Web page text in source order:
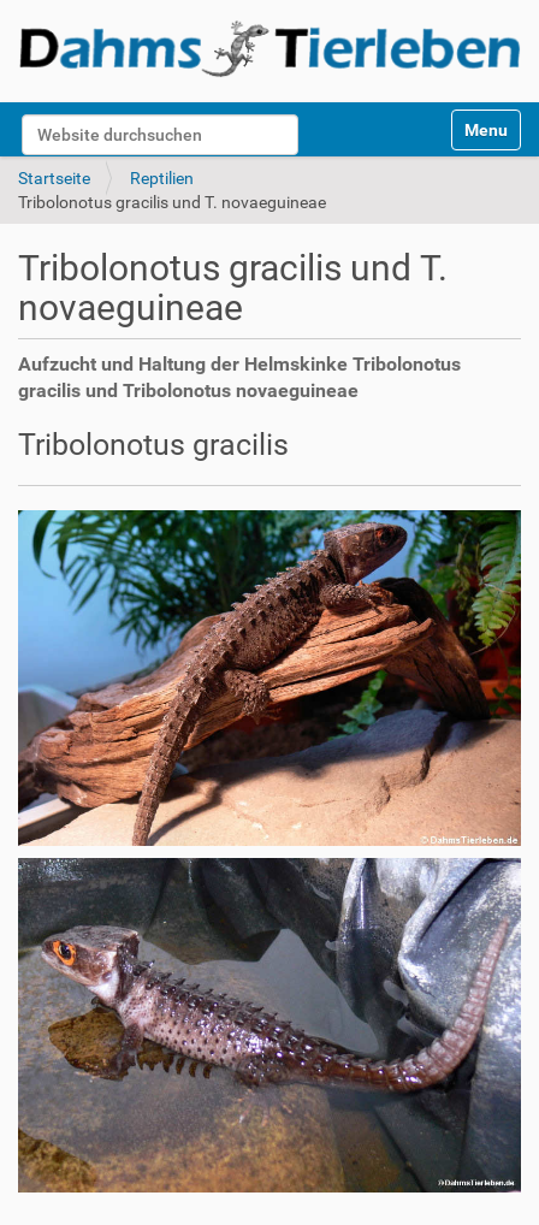
Website durchsuchen
k
Toggle
Startseite
Reptilien
Tribolonotus gracilis und T. novaeguineae
Tribolonotus gracilis und T.
novaeguineae
Aufzucht und Haltung der Helmskinke Tribolonotus
gracilis und Tribolonotus novaeguineae
Tribolonotus gracilis